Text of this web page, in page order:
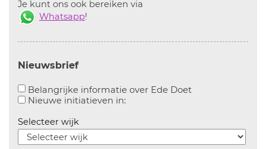
Je kunt ons ook bereiken via
Whatsapp!
Nieuwsbrief
Belangrijke informatie over Ede Doet
Nieuwe initiatieven in:Aanvinken om informatie over
Selecteer wijk